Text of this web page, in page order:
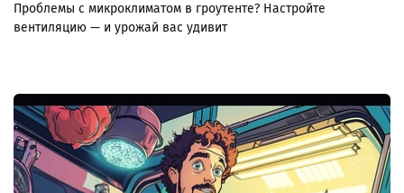
Проблемы с микроклиматом в гроутенте? Настройте
вентиляцию — и урожай вас удивит